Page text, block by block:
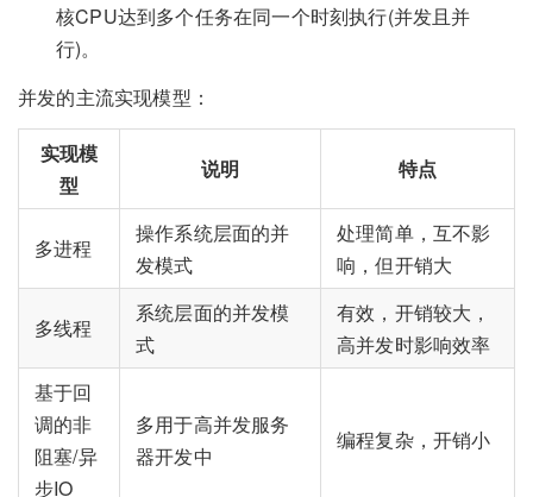
核CPU达到多个任务在同一个时刻执行(并发且并
行)。
并发的主流实现模型：
实现模
型
说明 特点
多进程
操作系统层面的并
发模式
处理简单，互不影
响，但开销大
多线程
系统层面的并发模
式
有效，开销较大，
高并发时影响效率
基于回
调的非
阻塞/异
步IO
多用于高并发服务
器开发中
编程复杂，开销小